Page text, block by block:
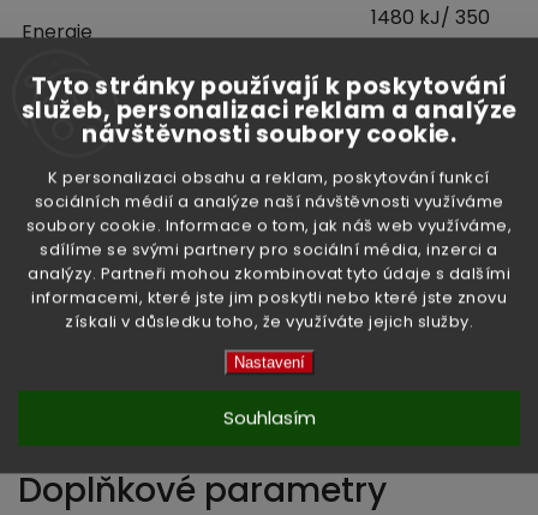
Tyto stránky používají k poskytování
služeb, personalizaci reklam a analýze
návštěvnosti soubory cookie.
K personalizaci obsahu a reklam, poskytování funkcí
sociálních médií a analýze naší návštěvnosti využíváme
soubory cookie. Informace o tom, jak náš web využíváme,
sdílíme se svými partnery pro sociální média, inzerci a
analýzy. Partneři mohou zkombinovat tyto údaje s dalšími
informacemi, které jste jim poskytli nebo které jste znovu
získali v důsledku toho, že využíváte jejich služby.
Nastavení
Souhlasím
Energie
1480 kJ/ 350
kcal
Tuky
0 g
z toho nasycené mastné
kyseliny
0 g
Sacharidy
81 g
z toho cukry
1 g
Bílkoviny
5 g
Sůl
1,78 g
Vietnam
Doplňkové parametry